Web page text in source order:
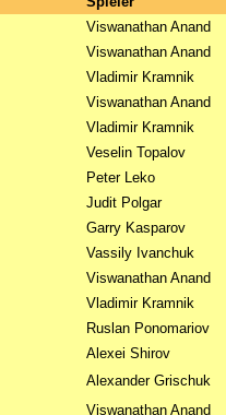
Viswanathan Anand
Viswanathan Anand
Vladimir Kramnik
Viswanathan Anand
Vladimir Kramnik
Veselin Topalov
Peter Leko
Judit Polgar
Garry Kasparov
Vassily Ivanchuk
Viswanathan Anand
Vladimir Kramnik
Ruslan Ponomariov
Alexei Shirov
Alexander Grischuk
Viswanathan Anand